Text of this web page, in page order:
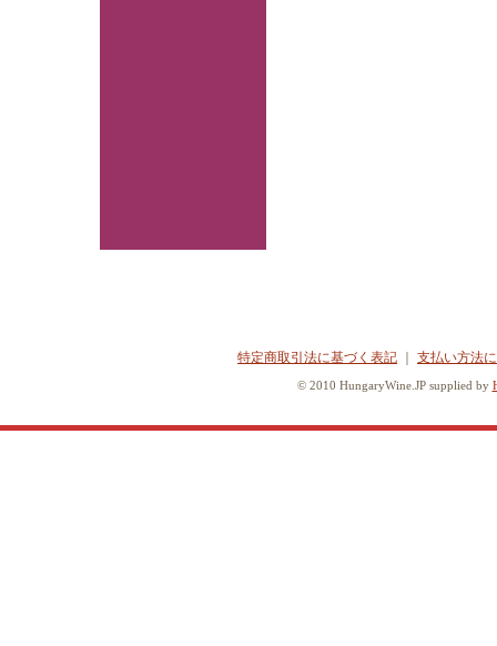
特定商取引法に基づく表記 支払い方法
© 2010 HungaryWine.JP supplied by